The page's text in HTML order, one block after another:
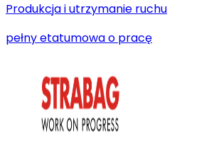
Produkcja i utrzymanie ruchu
pełny etatumowa o pracę